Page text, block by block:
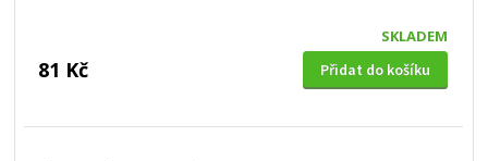
SKLADEM
81 Kč Přidat do košíku